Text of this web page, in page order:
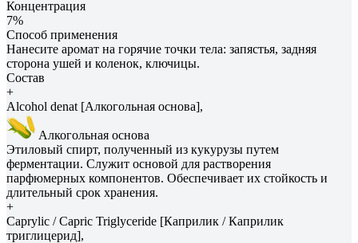
Концентрация
7%
Способ применения
Нанесите аромат на горячие точки тела: запястья, задняя
сторона ушей и коленок, ключицы.
Состав
+
Alcohol denat [Алкогольная основа],
Алкогольная основа
Этиловый спирт, полученный из кукурузы путем
ферментации. Служит основой для растворения
парфюмерных компонентов. Обеспечивает их стойкость и
длительный срок хранения.
+
Caprylic / Capric Triglyceride [Каприлик / Каприлик
триглицерид],